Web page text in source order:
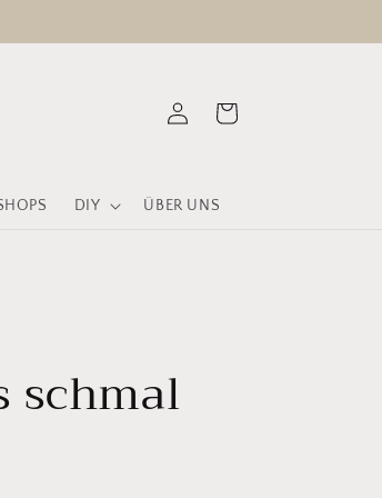
DIY ÜBER UNS
EinloggenWarenkorb
schmal